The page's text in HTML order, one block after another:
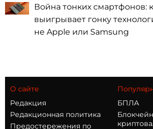
Война тонких смартфонов:
выигрывает гонку
не Apple или Samsung
О сайте
Редакция
Редакционная политика
Предостережения по
БПЛА